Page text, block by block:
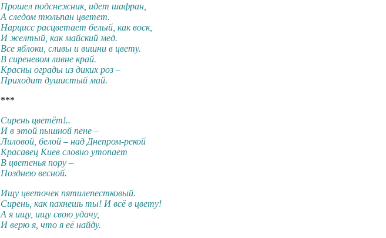
Прошел подснежник, идет шафран,
А следом тюльпан цветет.
Нарцисс расцветает белый, как воск,
И желтый, как майский мед.
Все яблоки, сливы и вишни в цвету.
В сиреневом ливне край.
Красны ограды из диких роз –
Приходит душистый май.
***
Сирень цветёт!..
И в этой пышной пене –
Лиловой, белой – над Днепром-рекой
Красавец Киев словно утопает
В цветенья пору –
Позднею весной.
Ищу цветочек пятилепестковый.
Сирень, как пахнешь ты! И всё в цвету!
А я ищу, ищу свою удачу,
И верю я, что я её найду.